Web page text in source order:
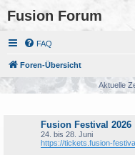
Fusion Forum
FAQ
Foren-Übersicht
Aktuelle
Fusion Festival 2026
24. bis 28. Juni
https://tickets.fusion-